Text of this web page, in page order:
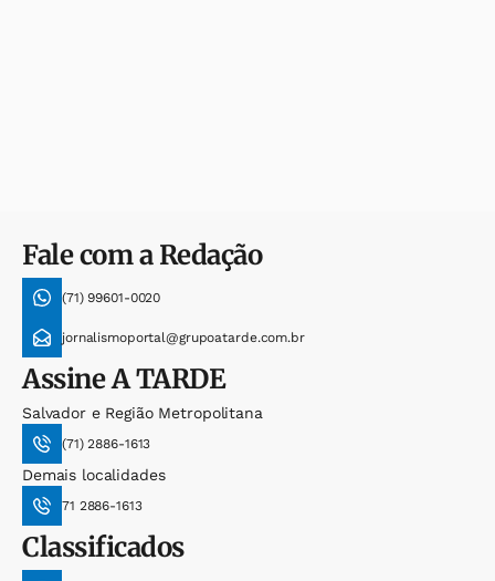
Fale com a Redação
(71) 99601-0020
jornalismoportal@grupoatarde.com.br
AssineA TARDE
Salvador e Região Metropolitana
(71) 2886-1613
Demais localidades
71 2886-1613
Classificados